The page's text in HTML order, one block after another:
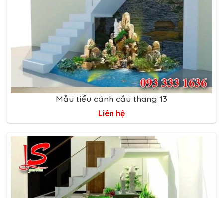
Mẫu tiểu cảnh cầu thang 13
Liên hệ